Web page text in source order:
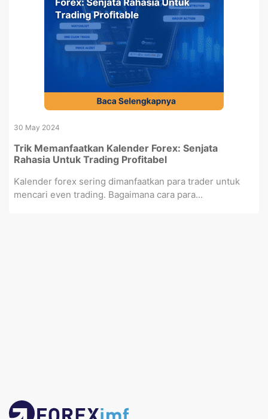
30 May 2024
Trik Memanfaatkan Kalender Forex: Senjata
Rahasia Untuk Trading Profitabel
Kalender forex sering dimanfaatkan para trader untuk
mencari even trading. Bagaimana cara para...